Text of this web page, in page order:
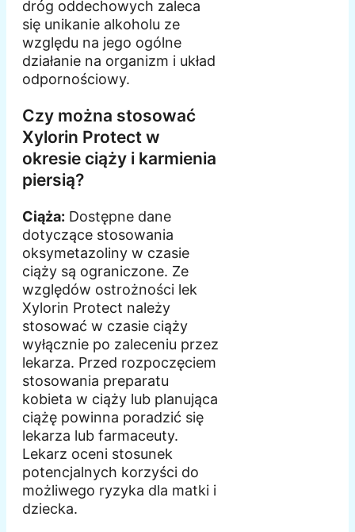
dróg oddechowych zaleca
się unikanie alkoholu ze
względu na jego ogólne
działanie na organizm i układ
odpornościowy.
Czy można stosować
Xylorin Protect w
okresie ciąży i karmienia
piersią?
Ciąża: Dostępne dane
dotyczące stosowania
oksymetazoliny w czasie
ciąży są ograniczone. Ze
względów ostrożności lek
Xylorin Protect należy
stosować w czasie ciąży
wyłącznie po zaleceniu przez
lekarza. Przed rozpoczęciem
stosowania preparatu
kobieta w ciąży lub planująca
ciążę powinna poradzić się
lekarza lub farmaceuty.
Lekarz oceni stosunek
potencjalnych korzyści do
możliwego ryzyka dla matki i
dziecka.